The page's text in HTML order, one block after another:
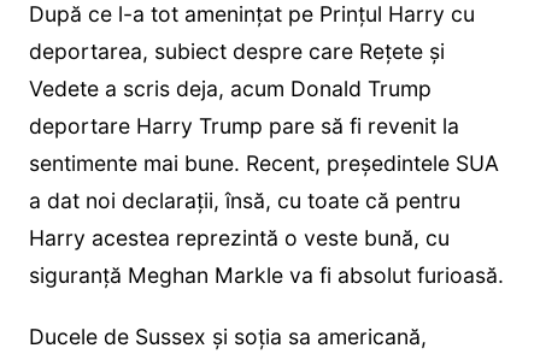
După ce l-a tot amenințat pe Prințul Harry cu
deportarea, subiect despre care Rețete și
Vedete a scris deja, acum Donald Trump
deportare Harry Trump pare să fi revenit la
sentimente mai bune. Recent, președintele SUA
a dat noi declarații, însă, cu toate că pentru
Harry acestea reprezintă o veste bună, cu
siguranță Meghan Markle va fi absolut furioasă.
Ducele de Sussex și soția sa americană,